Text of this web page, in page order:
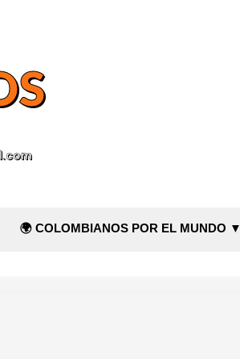
🌍 COLOMBIANOS POR EL MUNDO ▼